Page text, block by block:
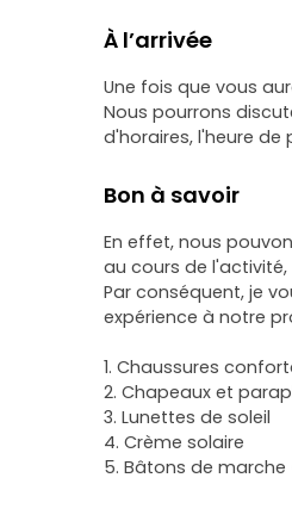
À l’arrivée
Une fois que vous
Nous pourrons
d'horaires, l'heure de
Bon à savoir
En effet, nous
au cours de l'activité,
Par conséquent, je
expérience à notre
1. Chaussures
2. Chapeaux et
3. Lunettes de soleil
4. Crème solaire
5. Bâtons de marche